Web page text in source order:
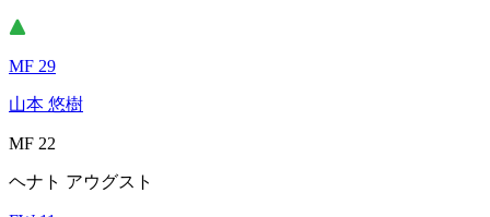
MF 29
山本 悠樹
MF 22
ヘナト アウグスト